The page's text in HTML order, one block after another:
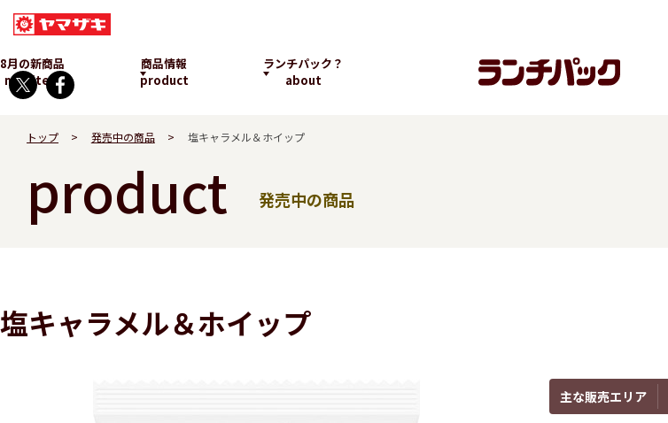
8月の新商品
new item
商品情報
product
ランチパック？
about
トップ 発売中の商品 塩キャラメル＆ホイップ
product 発売中の商品
塩キャラメル＆ホイップ
主な販売エリア